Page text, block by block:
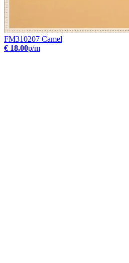
FM310207 Camel
€ 18.00p/m